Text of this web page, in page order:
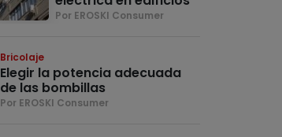
Por EROSKI Consumer
Bricolaje
Elegir la potencia adecuada
de las bombillas
Por EROSKI Consumer